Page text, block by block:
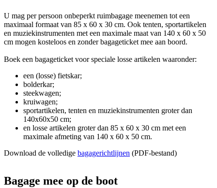
U mag per persoon onbeperkt ruimbagage meenemen tot een
maximaal formaat van 85 x 60 x 30 cm. Ook tenten, sportartikelen
en muziekinstrumenten met een maximale maat van 140 x 60 x 50
cm mogen kosteloos en zonder bagageticket mee aan boord.
Boek een bagageticket voor speciale losse artikelen waaronder:
een (losse) fietskar;
bolderkar;
steekwagen;
kruiwagen;
sportartikelen, tenten en muziekinstrumenten groter dan
140x60x50 cm;
en losse artikelen groter dan 85 x 60 x 30 cm met een
maximale afmeting van 140 x 60 x 50 cm.
Download de volledige bagagerichtlijnen (PDF-bestand)
Bagage mee op de boot